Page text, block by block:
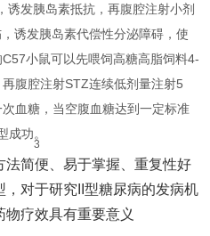
诱发胰岛素抵抗，再腹腔注射小剂
诱发胰岛素代偿性分泌障碍，使
小鼠可以先喂饲高糖高脂饲料4-
腹腔注射STZ连续低剂量注射5
血糖，当空腹血糖达到一定标准
成功‌
3
。
简便、易于掌握、重复性好
对于研究II型糖尿病的发病机
疗效具有重要意义‌